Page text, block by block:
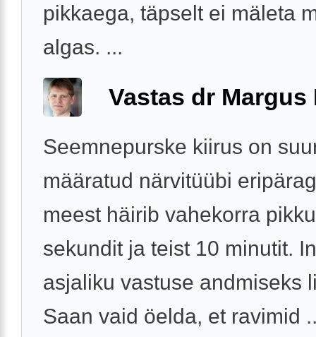
pikkaega, täpselt ei mäleta
algas. ...
Vastas dr Margus
Seemnepurske kiirus on
määratud närvitüübi
meest häirib vahekorra
sekundit ja teist 10 minutit.
asjaliku vastuse andmiseks
Saan vaid öelda, et ravimid